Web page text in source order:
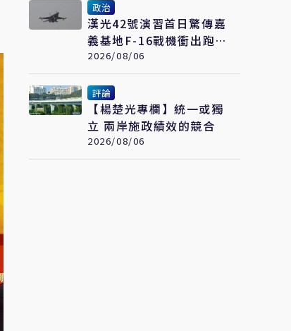
政治
漢光42號演習首日驚傳嘉
義基地F-16戰機衝出跑
道 疑降落時爆胎肇禍
2026/08/06
評論
【楊楚光專欄】統一或獨
立 兩岸施政績效的競合
2026/08/06